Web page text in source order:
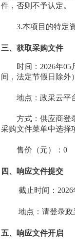
件，否则不予认定。
3.本项目的特定
三、获取采购文件
时间： 2026年05
间，法定节假日除外）
地点： 政采云平
方式： 供应商登
采购文件菜单中选择
售价（元）： 0
四、响应文件提交
截止时间：
地点： 请登录政
五、响应文件开启